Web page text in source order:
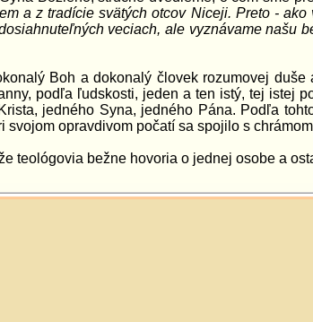
a z tradície svätých otcov Niceji. Preto -
veciach, ale vyznávame našu
Boh a dokonalý človek rozumovej
podľa ľudskosti, jeden a ten istý, tej istej
jedného Syna, jedného Pána. Podľa
opravdivom počatí sa spojilo s
teológovia bežne hovoria o jednej osobe a